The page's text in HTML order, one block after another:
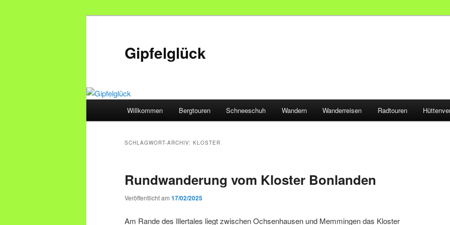
Gipfelglück
Willkommen Bergtouren Schneeschuh Wandern Wanderreisen Radtouren
SCHLAGWORT-ARCHIV: KLOSTER
Rundwanderung vom Kloster Bonlanden
Veröffentlicht am 17/02/2025
Am Rande des Illertales liegt zwischen Ochsenhausen und Memmingen das Kloster